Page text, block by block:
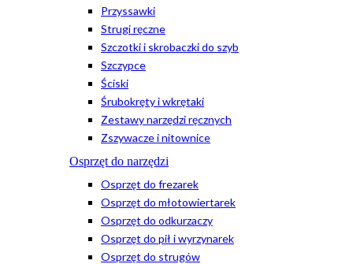
Przyssawki
Strugi ręczne
Szczotki i skrobaczki do szyb
Szczypce
Ściski
Śrubokręty i wkrętaki
Zestawy narzędzi ręcznych
Zszywacze i nitownice
Osprzęt do narzędzi
Osprzęt do frezarek
Osprzęt do młotowiertarek
Osprzęt do odkurzaczy
Osprzęt do pił i wyrzynarek
Osprzęt do strugów